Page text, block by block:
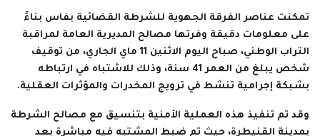
تمكنت عناصر الفرقة الجهوية للشرطة القضائية بفاس بناءً
على معلومات دقيقة وفرتها مصالح المديرية العامة لمراقبة
التراب الوطني، صباح اليوم الاثنين 11 ماي الجاري، من توقيف
شخص يبلغ من العمر 41 سنة، وذلك للاشتباه في ارتباطه
بشبكة إجرامية تنشط في ترويج المخدرات والمؤثرات العقلية.
وقد تم تنفيذ هذه العملية الأمنية بتنسيق مع مصالح الشرطة
بمدينة القنيطرة، حيث تم ضبط المشتبه فيه مباشرة بعد